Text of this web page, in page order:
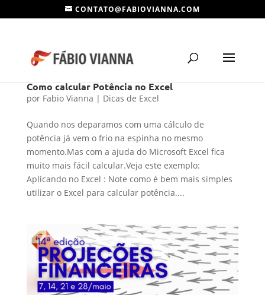
CONTATO@FABIOVIANNA.COM
Como calcular Potência no Excel
por Fabio Vianna | Dicas de Excel
Quando nos deparamos com uma cálculo de
potência já vem o frio na espinha no mesmo
momento.Mas com a ajuda do Microsoft Excel fica
muito mais fácil calcular.Veja este exemplo:
Aplicando no Excel : Note como é bem mais simples
utilizar o Excel para calcular potência....